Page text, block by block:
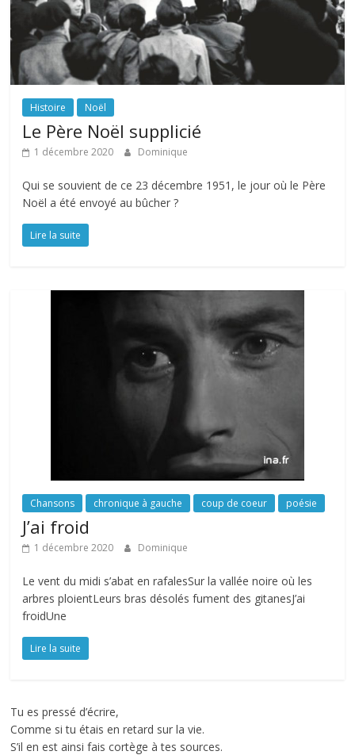
Histoire Noël
Le Père Noël supplicié
1 décembre 2020 Dominique
Qui se souvient de ce 23 décembre 1951, le jour où le Père
Noël a été envoyé au bûcher ?
Lire la suite
Chansons chronique à gauche coup de coeur poésie
J’ai froid
1 décembre 2020 Dominique
Le vent du midi s’abat en rafalesSur la vallée noire où les
arbres ploientLeurs bras désolés fument des gitanesJ’ai
froidUne
Lire la suite
Tu es pressé d’écrire,
Comme si tu étais en retard sur la vie.
S’il en est ainsi fais cortège à tes sources.